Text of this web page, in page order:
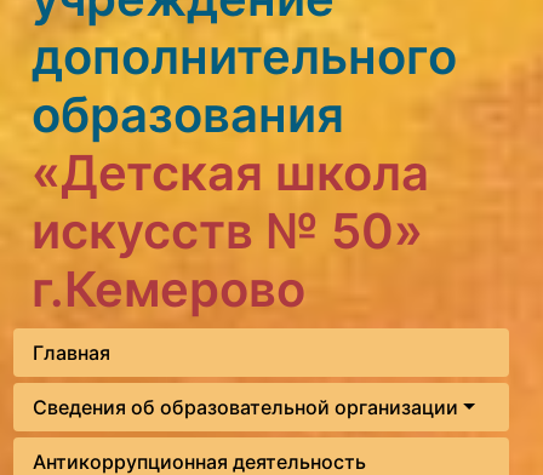
дополнительного
образования
«Детская школа
искусств № 50»
г.Кемерово
Главная
Сведения об образовательной организации
Антикоррупционная деятельность